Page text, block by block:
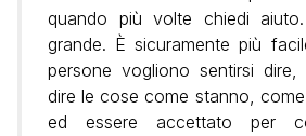
quando più volte chiedi
grande. È sicuramente più
persone vogliono sentirsi
dire le cose come stanno,
ed essere accettato per